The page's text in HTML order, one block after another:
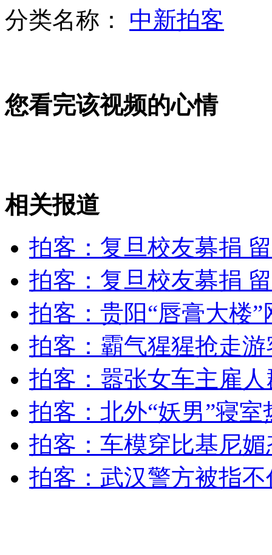
歼十训练发生故障 飞行员放弃跳伞滑行迫降
凤凰古城一酒吧发生火灾 火光冲天酒吧烧毁
山西运城恶犬咬伤多人 警民合力深夜将其击毙
女孩北京地铁殴打老人 痛下狠手拳打脚踢
无痛分娩是否安全 医生回应
外交部：反对强权政治霸凌主义
外交部：有关国家言论片面不公正
分类名称： 中新拍客
您看完该视频的心情
相关报道
拍客：复旦校友募捐
拍客：复旦校友募捐
拍客：贵阳“唇膏大楼”
拍客：霸气猩猩抢走
拍客：嚣张女车主雇
拍客：北外“妖男”寝室
拍客：车模穿比基尼
拍客：武汉警方被指